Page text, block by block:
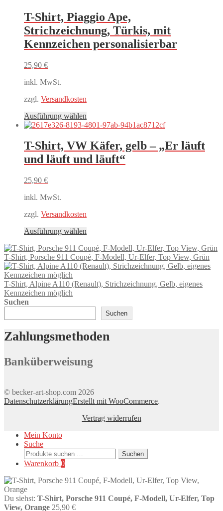
Varianten
auf.
Die
können
T-Shirt, Piaggio Ape,
Strichzeichnung, Türkis, mit
Kennzeichen personalisierbar
25,90 €
inkl. MwSt.
zzgl. Versandkosten
Ausführung wählen
Produkt
mehrere
Varianten
auf.
werden
T-Shirt, VW Käfer, gelb – „Er läuft
und läuft und läuft“
25,90 €
inkl. MwSt.
zzgl. Versandkosten
Ausführung wählen
weist
mehrere
Varianten
Die
der
gewählt
T-Shirt, Porsche 911 Coupé, F-Modell, Ur-Elfer, Top View, Grün
T-Shirt, Alpine A110 (Renault), Strichzeichnung, Gelb, eigenes
Kennzeichen möglich
Suchen
Suchen
Zahlungsmethoden
Banküberweisung
© becker-art-shop.com 2026
DatenschutzerklärungErstellt mit WooCommerce.
Vertrag widerrufen
Mein Konto
Suche
Suchen
nach:
Suchen
Warenkorb 0
Du siehst: T-Shirt, Porsche 911 Coupé, F-Modell, Ur-Elfer, Top
View, Orange 25,90 €